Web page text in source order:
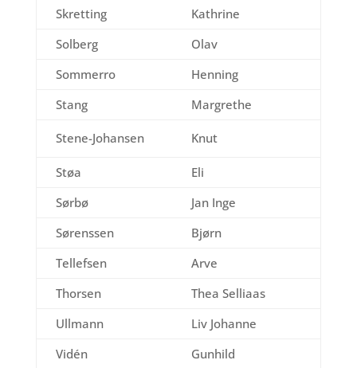
Skretting
Kathrine
Solberg
Olav
Sommerro
Henning
Stang
Margrethe
Stene-Johansen Knut
Støa
Eli
Sørbø
Jan Inge
Sørenssen
Bjørn
Tellefsen
Arve
Thorsen
Thea Selliaas
Ullmann
Liv Johanne
Vidén
Gunhild